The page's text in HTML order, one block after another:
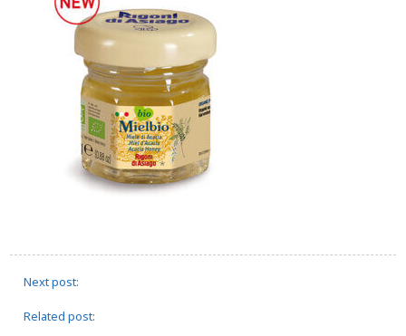
Next post:
Related post: